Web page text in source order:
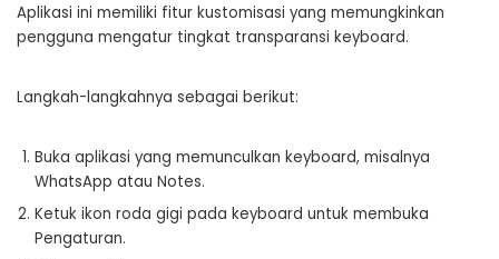
Aplikasi ini memiliki fitur kustomisasi yang memungkinkan
pengguna mengatur tingkat transparansi keyboard.
Langkah-langkahnya sebagai berikut:
Buka aplikasi yang memunculkan keyboard, misalnya
WhatsApp atau Notes.
Ketuk ikon roda gigi pada keyboard untuk membuka
Pengaturan.